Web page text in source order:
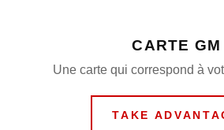
CARTE GM
Une carte qui correspond à
TAKE